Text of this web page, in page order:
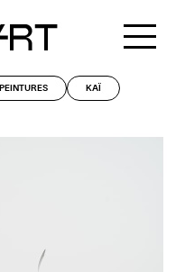
PEINTURES KAÏ